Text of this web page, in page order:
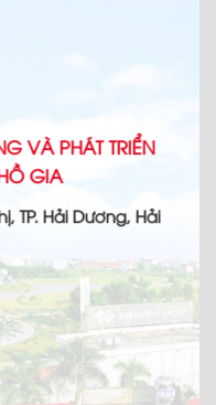
VÀ PHÁT TRIỂN
GIA
TP. Hải Dương, Hải